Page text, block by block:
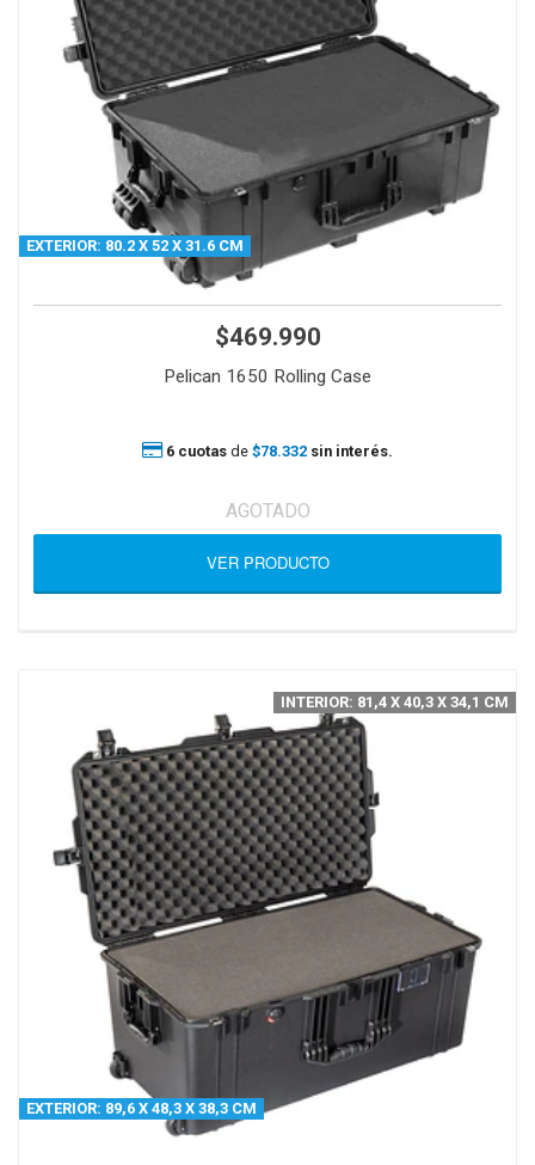
EXTERIOR: 80.2 X 52 X 31.6 CM
$469.990
Pelican 1650 Rolling Case
6 cuotas de $78.332 sin interés.
AGOTADO
VER PRODUCTO
EXTERIOR: 89,6 X 48,3 X 38,3 CM
INTERIOR: 81,4 X 40,3 X 34,1 CM